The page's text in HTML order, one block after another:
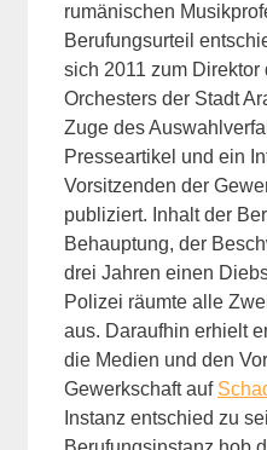
rumänischen
Berufungsurteil
sich 2011 zum
Orchesters der Stadt
Zuge des
Presseartikel und ein
Vorsitzenden der
publiziert. Inhalt der
Behauptung, der
drei Jahren einen
Polizei räumte alle
aus. Daraufhin erhielt
die Medien und den
Gewerkschaft auf
Instanz entschied zu